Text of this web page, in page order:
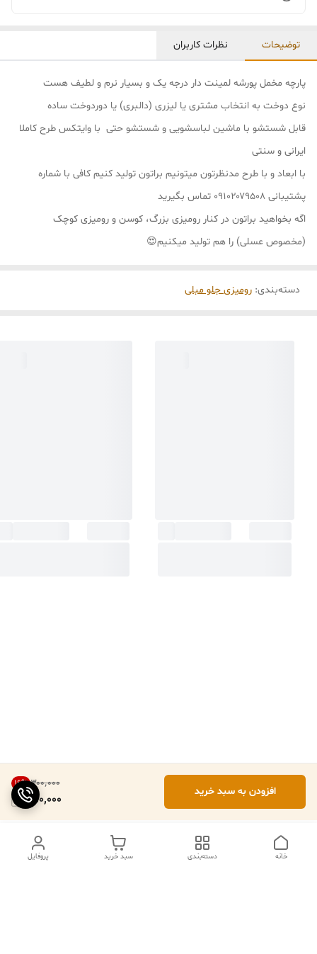
۳۰۰٬۰۰۰ 16%
250,000
افزودن به سبد خرید
توضیحات نظرات کاربران
پارچه مخمل پورشه لمینت دار درجه یک و بسیار نرم و لطیف هست
نوع دوخت به انتخاب مشتری یا لیزری (دالبری) یا دوردوخت ساده
قابل شستشو با ماشین لباسشویی و شستشو حتی با وایتکس طرح کاملا
ایرانی و سنتی
با ابعاد و با طرح مدنظرتون میتونیم براتون تولید کنیم کافی با شماره
پشتیبانی ۰۹۱۰۲۰۷۹۵۰۸ تماس بگیرید
اگه بخواهید براتون در کنار رومیزی بزرگ، کوسن و رومیزی کوچک
(مخصوص عسلی) را هم تولید میکنیم😍
دسته‌بندی: رومیزی جلو مبلی
پروفایل سبد خرید دسته‌بندی خانه